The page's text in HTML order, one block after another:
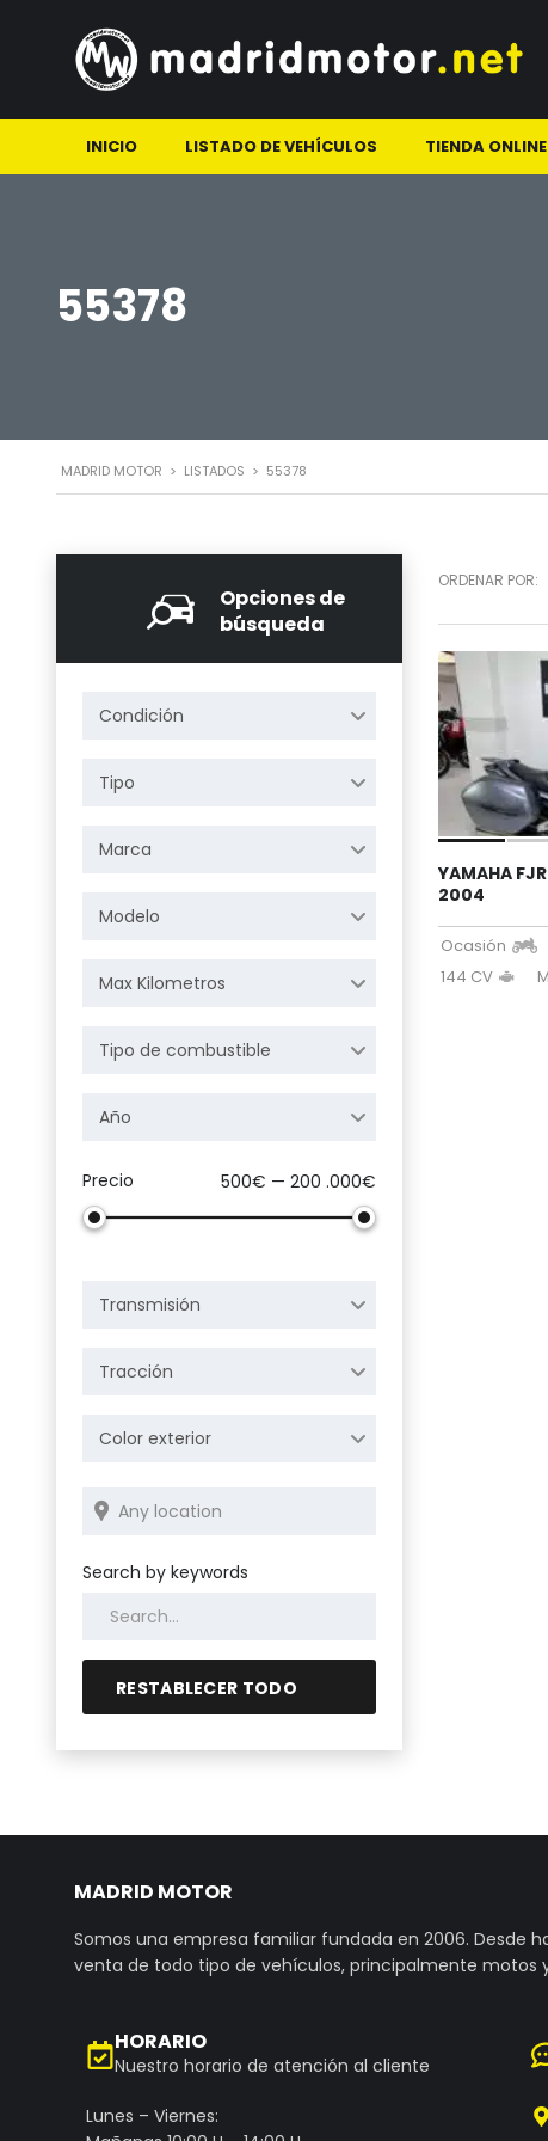
INICIO LISTADO DE VEHÍCULOS TIENDA ONLINE
55378
MADRID MOTOR > LISTADOS > 55378
Opciones de
búsqueda
Condición
Tipo
Marca
Modelo
Max Kilometros
Tipo de combustible
Año
Precio 500€ — 200 .000€
Transmisión
Tracción
Color exterior
Search by keywords
RESTABLECER TODO
ORDENAR POR:
YAMAHA
2004
Ocasión
144 CV
MADRID MOTOR
Somos una empresa familiar fundada en 2006. Desde
venta de todo tipo de vehículos, principalmente motos
HORARIO
Nuestro horario de atención al cliente
Lunes – Viernes: